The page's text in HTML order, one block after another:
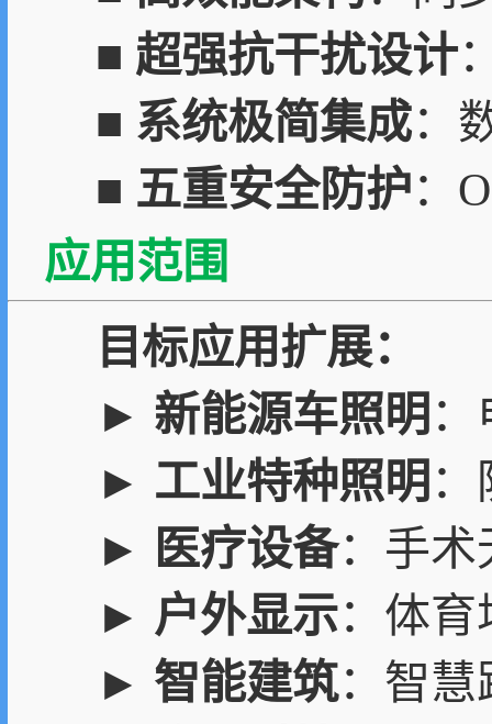
■ 超强抗干扰设计
■ 系统极简集成：
■ 五重安全防护：
应用范围
目标应用扩展：
► 新能源车照明
► 工业特种照明
►
医疗设备：手术
► 户外显示：体
► 智能建筑：智慧